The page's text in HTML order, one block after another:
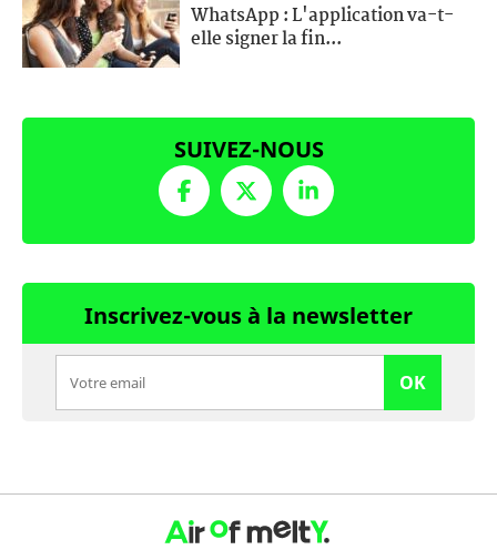
WhatsApp : L'application va-t-
elle signer la fin...
SUIVEZ-NOUS
Inscrivez-vous à la newsletter
OK